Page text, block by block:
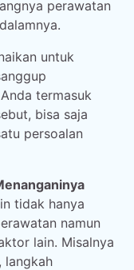
perawatan
untuk
termasuk
bisa saja
persoalan
tidak hanya
namun
lain. Misalnya
langkah